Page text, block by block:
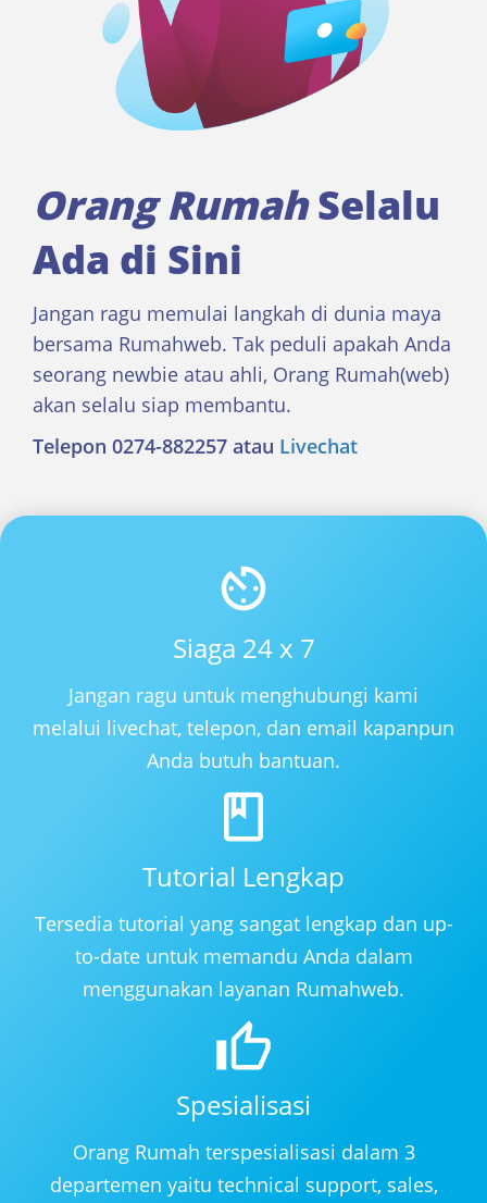
Orang RumahSelalu
Ada di Sini
Jangan ragu memulai langkah di dunia maya
bersama Rumahweb. Tak peduli apakah Anda
seorang newbie atau ahli, Orang Rumah(web)
akan selalu siap membantu.
Telepon 0274-882257 atau Livechat
Siaga 24 x 7
Jangan ragu untuk menghubungi kami
melalui livechat, telepon, dan email kapanpun
Anda butuh bantuan.
Tutorial Lengkap
Tersedia tutorial yang sangat lengkap dan up-
to-date untuk memandu Anda dalam
menggunakan layanan Rumahweb.
Spesialisasi
Orang Rumah terspesialisasi dalam 3
departemen yaitu technical support, sales,